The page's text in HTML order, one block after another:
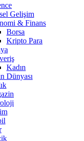
Gelişim
& Finans
Borsa
Kripto Para
Kadın
Dünyası